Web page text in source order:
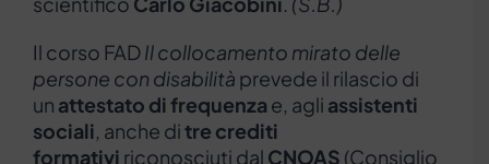
Il corso FADIl collocamento mirato delle
persone con disabilità prevede il rilascio di
un attestato di frequenza e, agli assistenti
sociali , anche ditre crediti
formativi riconosciuti dal CNOAS (Consiglio